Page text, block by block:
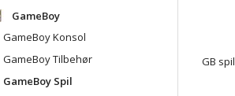
GameBoy
GameBoy Konsol
GameBoy Tilbehør
GameBoy Spil
GB spil